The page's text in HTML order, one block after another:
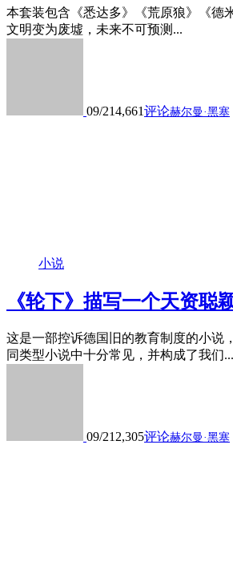
本套装包含《悉达多》《荒原狼》《德
文明变为废墟，未来不可预测...
09/214,661评论赫尔曼·黑塞
小说
《轮下》描写一个天资聪
这是一部控诉德国旧的教育制度的小说
同类型小说中十分常见，并构成了我们...
09/21 2,305评论赫尔曼·黑塞